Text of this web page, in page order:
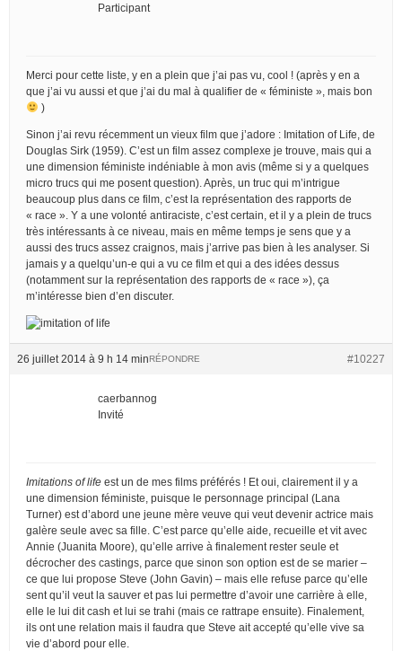
Participant
Merci pour cette liste, y en a plein que j’ai pas vu, cool ! (après y en a
que j’ai vu aussi et que j’ai du mal à qualifier de « féministe », mais bon
)
Sinon j’ai revu récemment un vieux film que j’adore : Imitation of Life, de
Douglas Sirk (1959). C’est un film assez complexe je trouve, mais qui a
une dimension féministe indéniable à mon avis (même si y a quelques
micro trucs qui me posent question). Après, un truc qui m’intrigue
beaucoup plus dans ce film, c’est la représentation des rapports de
« race ». Y a une volonté antiraciste, c’est certain, et il y a plein de trucs
très intéressants à ce niveau, mais en même temps je sens que y a
aussi des trucs assez craignos, mais j’arrive pas bien à les analyser. Si
jamais y a quelqu’un-e qui a vu ce film et qui a des idées dessus
(notamment sur la représentation des rapports de « race »), ça
m’intéresse bien d’en discuter.
26 juillet 2014 à 9 h 14 min #10227
RÉPONDRE
caerbannog
Invité
Imitations of life est un de mes films préférés ! Et oui, clairement il y a
une dimension féministe, puisque le personnage principal (Lana
Turner) est d’abord une jeune mère veuve qui veut devenir actrice mais
galère seule avec sa fille. C’est parce qu’elle aide, recueille et vit avec
Annie (Juanita Moore), qu’elle arrive à finalement rester seule et
décrocher des castings, parce que sinon son option est de se marier –
ce que lui propose Steve (John Gavin) – mais elle refuse parce qu’elle
sent qu’il veut la sauver et pas lui permettre d’avoir une carrière à elle,
elle le lui dit cash et lui se trahi (mais ce rattrape ensuite). Finalement,
ils ont une relation mais il faudra que Steve ait accepté qu’elle vive sa
vie d’abord pour elle.